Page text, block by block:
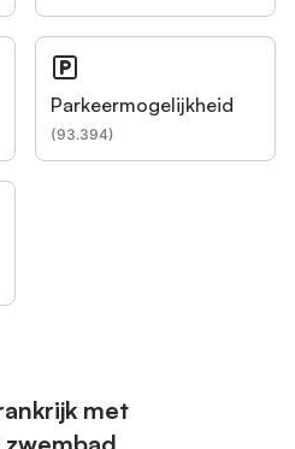
Parkeermogelijkheid
(93.394)
met